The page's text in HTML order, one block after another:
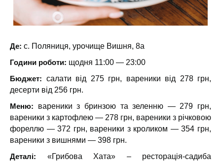
Де: с. Поляниця, урочище Вишня, 8а
Години роботи: щодня 11:00 — 23:00
Бюджет: салати від 275 грн, вареники від 278 грн,
десерти від 256 грн.
Меню: вареники з бринзою та зеленню — 279 грн,
вареники з картофлею — 278 грн, вареники з річковою
фореллю — 372 грн, вареники з кроликом — 354 грн,
вареники з вишнями — 398 грн.
Деталі:
«Грибова Хата» – ресторація-садиба